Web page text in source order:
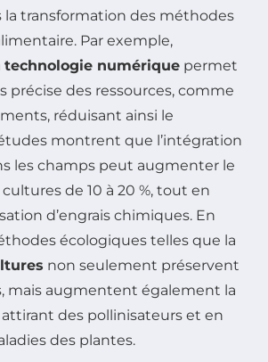
la transformation des méthodes
Par exemple,
technologie numérique permet
précise des ressources, comme
réduisant ainsi le
montrent que l’intégration
les champs peut augmenter le
de 10 à 20 %, tout en
d’engrais chimiques. En
écologiques telles que la
non seulement préservent
mais augmentent également la
des pollinisateurs et en
des plantes.